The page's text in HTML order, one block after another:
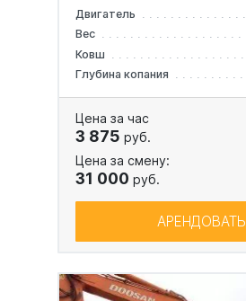
Двигатель
Вес
Ковш
Глубина копания
Цена за час
3 875 руб.
Цена за смену:
31 000 руб.
АРЕНДОВАТЬ